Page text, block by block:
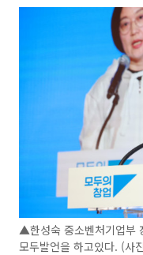
▲한성숙 중소벤처기업부
모두발언을 하고있다. (사